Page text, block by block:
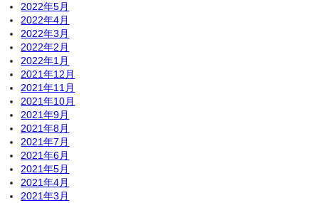
2022年5月
2022年4月
2022年3月
2022年2月
2022年1月
2021年12月
2021年11月
2021年10月
2021年9月
2021年8月
2021年7月
2021年6月
2021年5月
2021年4月
2021年3月